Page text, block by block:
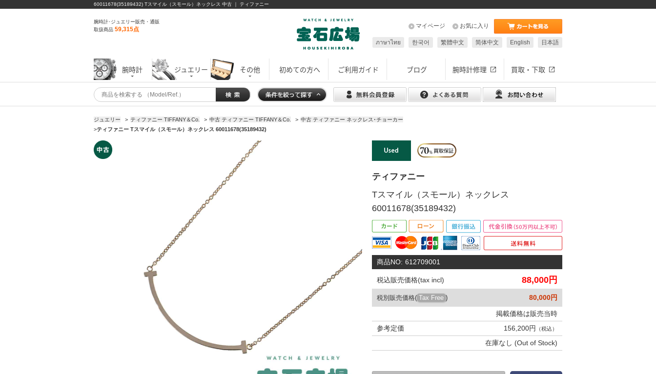
60011678(35189432) Tスマイル（スモール）ネックレス 中古 ｜ ティファニー
腕時計･ジュエリー販売・通販
取扱商品 59,315点 お気に入り
マイページ
日本語
English
简体中文
繁體中文
한국어
ภาษาไทย
腕時計 ジュエリー その他 初めての方へ ご利用ガイド ブログ 腕時計修理 買取・下取
ジュエリー > ティファニー TIFFANY＆Co. > 中古 ティファニー TIFFANY＆Co. > 中古 ティファニー ネックレス･チョーカー
>ティファニー Tスマイル（スモール）ネックレス 60011678(35189432)
ティファニー
Tスマイル（スモール）ネックレス
60011678(35189432)
商品NO: 612709001
税込販売価格(tax incl) 88,000円
税別販売価格( Tax Free ) 80,000円
掲載価格は販売当時
参考定価
156,200円 （税込）
在庫なし (Out of Stock)